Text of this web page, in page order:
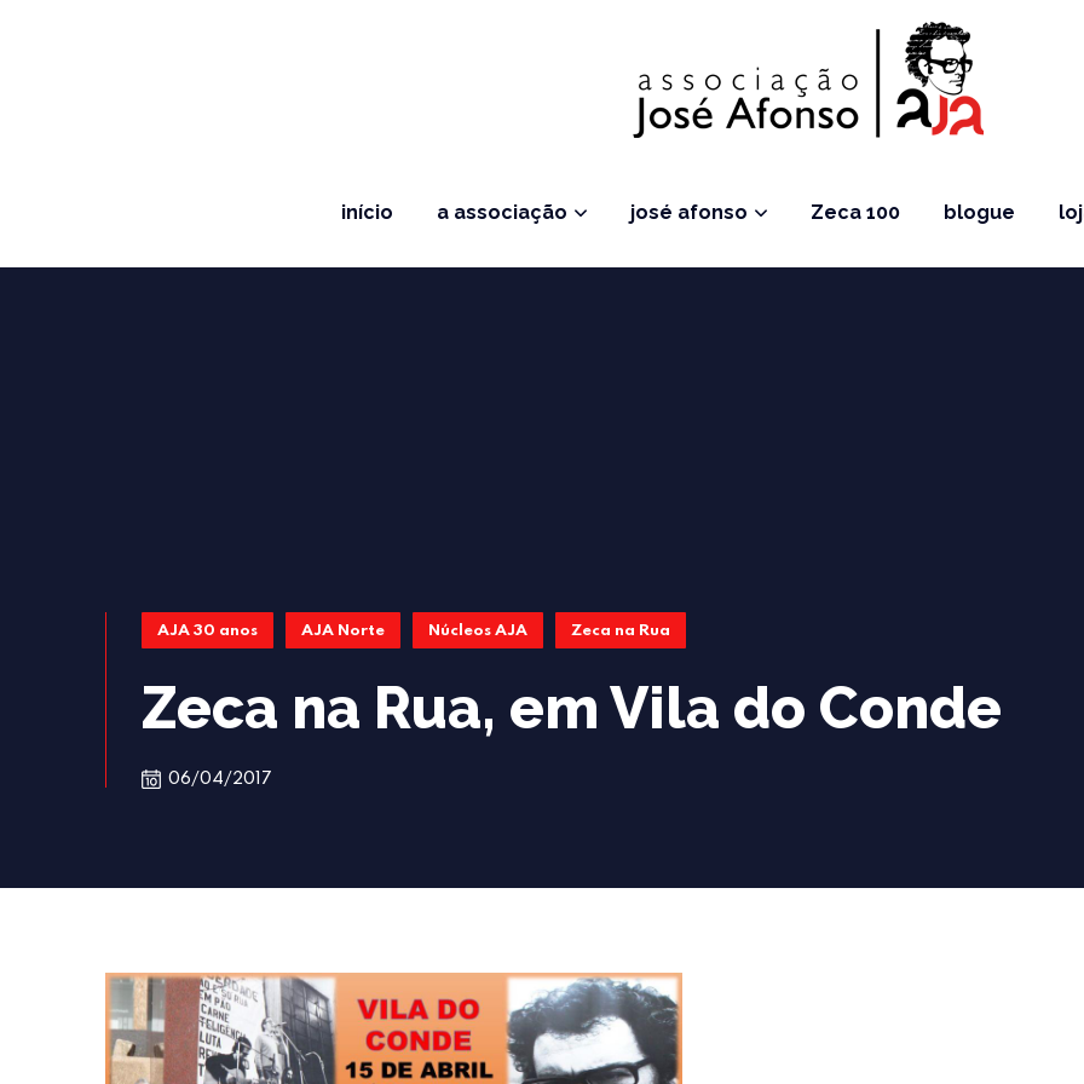
início a associação josé afonso Zeca 100 blogue
AJA 30 anos AJA Norte Núcleos AJA Zeca na Rua
Zeca na Rua, em Vila do Conde
06/04/2017